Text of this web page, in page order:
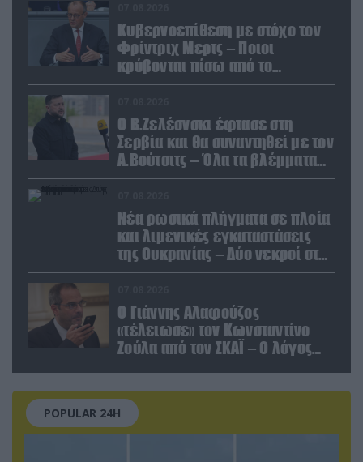
Κυβερνοεπίθεση με στόχο τον
Φρίντριχ Μερτς – Ποιοι
κρύβονται πίσω από το
παραποιημένο βίντεο
Ο Β.Ζελέσνσκι έφτασε στη
Σερβία και θα συναντηθεί με τον
Α.Βούτσιτς – Όλα τα βλέμματα
στις σχέσεις με τη Ρωσία
Νέα ρωσικά πλήγματα σε πλοία
και λιμενικές εγκαταστάσεις
της Ουκρανίας – Δύο νεκροί στην
Κριμαία
Ο Γιάννης Αλαφούζος
«τέλειωσε» τον Κωνσταντίνο
Ζούλα από τον ΣΚΑΪ – Ο λόγος
POPULAR 24H